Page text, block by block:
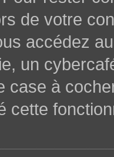
de votre
accédez
un
case à
cette